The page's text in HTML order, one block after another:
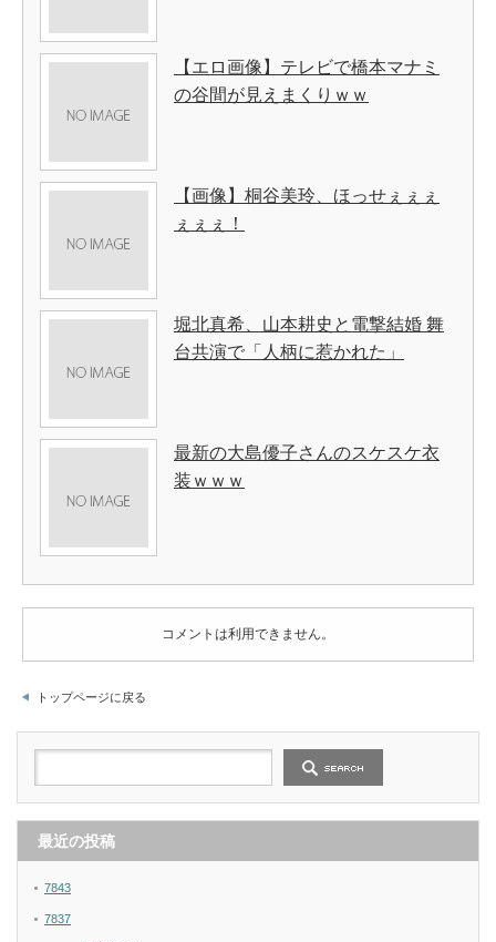
【エロ画像】テレビで橋本マナミ
の谷間が見えまくりｗｗ
【画像】桐谷美玲、ほっせぇぇぇ
ぇぇぇ！
堀北真希、山本耕史と電撃結婚 舞
台共演で「人柄に惹かれた」
最新の大島優子さんのスケスケ衣
装ｗｗｗ
コメントは利用できません。
トップページに戻る
最近の投稿
7843
7837